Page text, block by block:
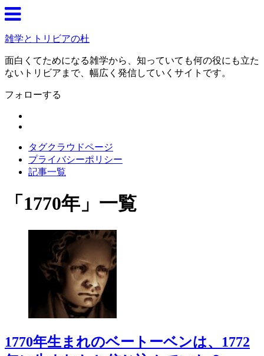
雑学とトリビアの杜
面白くてためになる雑学から、知っていても何の役にも立た
ないトリビアまで、幅広く発信していくサイトです。
フォローする
タグクラウドページ
プライバシーポリシー
記事一覧
「 1770年 」 一覧
1770年生まれのベートーベンは、1772